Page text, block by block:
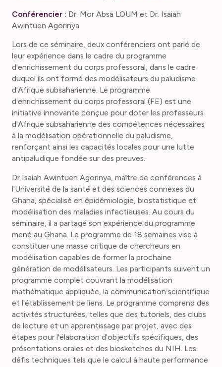
Conférencier : Dr. Mor Absa LOUM et Dr. Isaiah
Awintuen Agorinya
Lors de ce séminaire, deux conférenciers ont parlé de
leur expérience dans le cadre du programme
d'enrichissement du corps professoral, dans le cadre
duquel ils ont formé des modélisateurs du paludisme
d'Afrique subsaharienne. Le programme
d'enrichissement du corps professoral (FE) est une
initiative innovante conçue pour doter les professeurs
d'Afrique subsaharienne des compétences nécessaires
à la modélisation opérationnelle du paludisme,
renforçant ainsi les capacités locales pour une lutte
antipaludique fondée sur des preuves.
Dr Isaiah Awintuen Agorinya, maître de conférences à
l'Université de la santé et des sciences connexes du
Ghana, spécialisé en épidémiologie, biostatistique et
modélisation des maladies infectieuses. Au cours du
séminaire, il a partagé son expérience du programme
mené au Ghana. Le programme de 18 semaines vise à
constituer une masse critique de chercheurs en
modélisation capables de former la prochaine
génération de modélisateurs. Les participants suivent un
programme complet couvrant la modélisation
mathématique appliquée, la communication scientifique
et l'établissement de liens. Le programme comprend des
activités structurées, telles que des tutoriels, des clubs
de lecture et un apprentissage par projet, avec des
étapes pour l'élaboration d'objectifs spécifiques, des
présentations orales et des biosketches du NIH. Les
défis techniques tels que le calcul à haute performance